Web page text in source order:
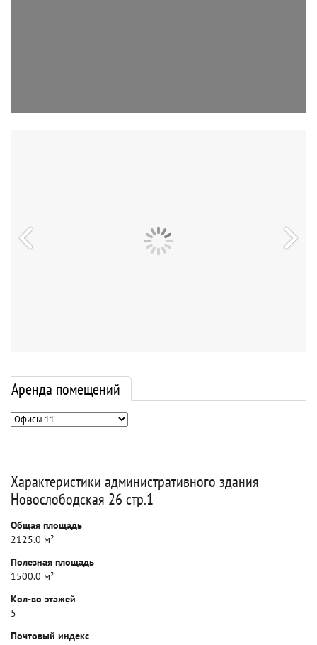
Аренда помещений
Характеристики административного здания
Новослободская 26 стр.1
Общая площадь
2125.0 м²
Полезная площадь
1500.0 м²
Кол-во этажей
5
Почтовый индекс